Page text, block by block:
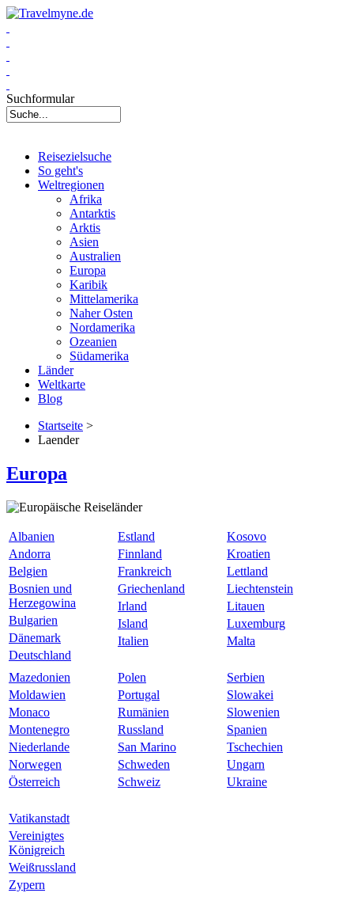
Suchformular
Reisezielsuche
So geht's
Weltregionen
Afrika
Antarktis
Arktis
Asien
Australien
Europa
Karibik
Mittelamerika
Naher Osten
Nordamerika
Ozeanien
Südamerika
Länder
Weltkarte
Blog
Startseite >
Laender
Europa
Albanien
Andorra
Belgien
Bosnien und
Herzegowina
Bulgarien
Dänemark
Deutschland
Estland
Finnland
Frankreich
Griechenland
Irland
Island
Italien
Kosovo
Kroatien
Lettland
Liechtenstein
Litauen
Luxemburg
Malta
Mazedonien
Moldawien
Monaco
Montenegro
Niederlande
Norwegen
Österreich
Polen
Portugal
Rumänien
Russland
San Marino
Schweden
Schweiz
Serbien
Slowakei
Slowenien
Spanien
Tschechien
Ungarn
Ukraine
Vatikanstadt
Vereinigtes
Königreich
Weißrussland
Zypern